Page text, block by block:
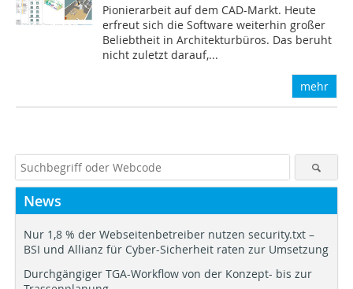
Pionierarbeit auf dem CAD-Markt. Heute
erfreut sich die Software weiterhin großer
Beliebtheit in Architekturbüros. Das beruht
nicht zuletzt darauf,...
mehr
News
Nur 1,8 % der Webseitenbetreiber nutzen security.txt –
BSI und Allianz für Cyber-Sicherheit raten zur Umsetzung
Durchgängiger TGA-Workflow von der Konzept- bis zur